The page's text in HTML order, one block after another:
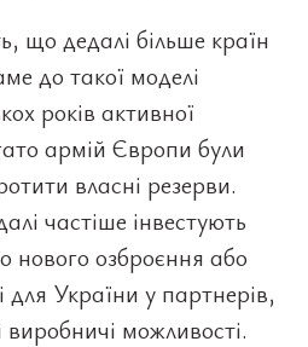
що дедалі більше країн
до такої моделі
років активної
армій Європи були
власні резерви.
частіше інвестують
нового озброєння або
для України у партнерів,
виробничі можливості.